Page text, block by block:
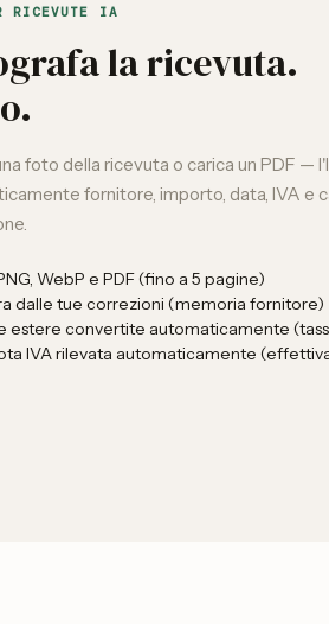
RICEVUTE IA
la ricevuta.
foto della ricevuta o carica un PDF —
fornitore, importo, data, IVA e
WebP e PDF (fino a 5 pagine)
dalle tue correzioni (memoria fornitore)
estere convertite automaticamente
IVA rilevata automaticamente